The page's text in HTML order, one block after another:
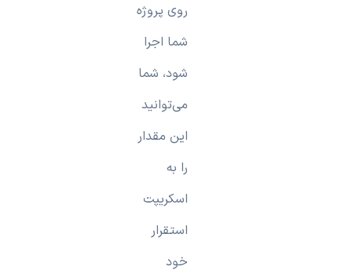
روی پروژه
شما اجرا
شود، شما
می‌توانید
این مقدار
را به
اسکریپت
استقرار
خود